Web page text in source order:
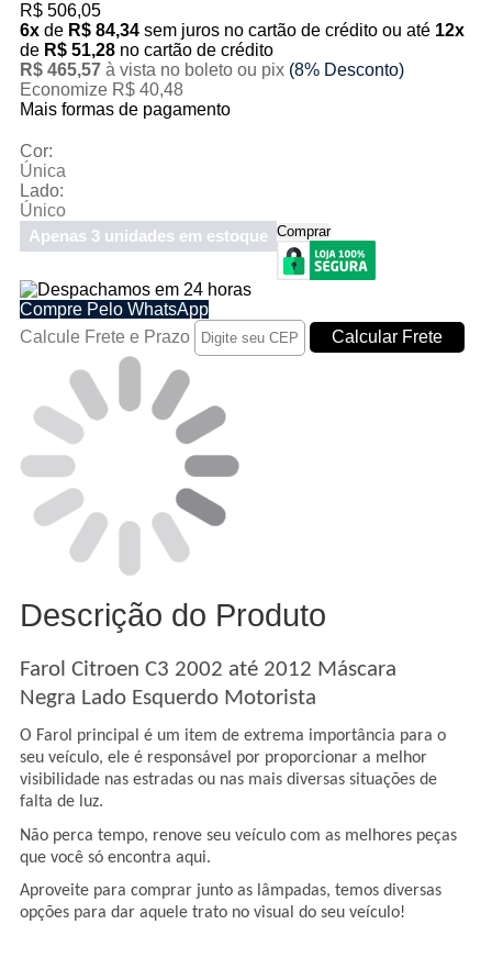
R$ 506,05
6xde R$ 84,34 sem juros no cartão de crédito ou até 12x
de R$ 51,28no cartão de crédito
R$ 465,57 à vista no boleto ou pix (8% Desconto)
Economize R$ 40,48
Mais formas de pagamento
Cor:
Única
Lado:
Único
Apenas 3 unidades em estoque Comprar
Compre Pelo WhatsApp
Calcule Frete e Prazo
Descrição do Produto
Farol Citroen C3 2002 até 2012 Máscara
Negra Lado Esquerdo Motorista
O Farol principal é um item de extrema importância para o
seu veículo, ele é responsável por proporcionar a melhor
visibilidade nas estradas ou nas mais diversas situações de
falta de luz.
Não perca tempo, renove seu veículo com as melhores peças
que você só encontra aqui.
Aproveite para comprar junto as lâmpadas, temos diversas
opções para dar aquele trato no visual do seu veículo!